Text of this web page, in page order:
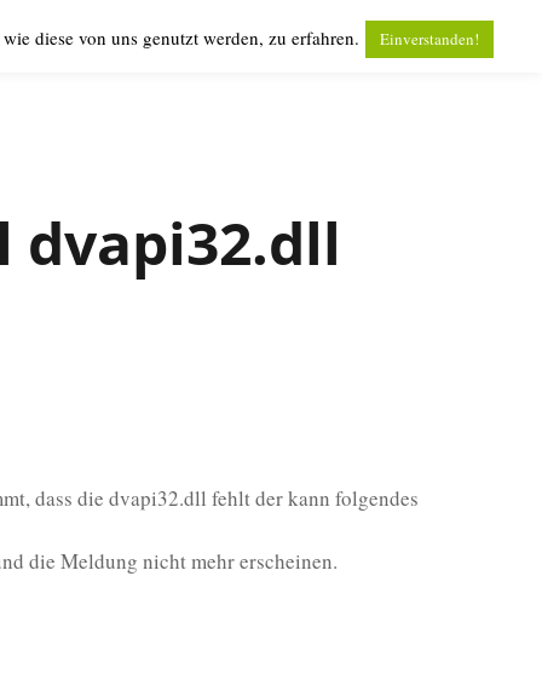
dass die dvapi32.dll fehlt der kann folgendes
die Meldung nicht mehr erscheinen.
diese von uns genutzt werden, zu erfahren. Einverstanden!